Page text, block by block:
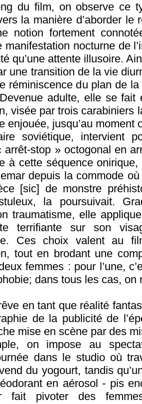
du film, on observe ce
la manière d’aborder le
notion fortement
manifestation nocturne de
qu’une attente illusoire.
une transition de la vie
réminiscence du plan de
adulte, elle se fait
visée par trois carabiniers
enjouée, jusqu’au moment
soviétique, intervient
arrêt-stop » octogonal en
à cette séquence
depuis la commode
[sic] de monstre
la poursuivait.
traumatisme, elle
terrifiante sur son
Ces choix valent au
tout en brodant une
femmes : pour l’une,
dans tous les cas, on
en tant que réalité
de la publicité de
mise en scène par des
on impose au
dans le studio où
du yogourt, tandis
en aérosol - pis
fait pivoter des